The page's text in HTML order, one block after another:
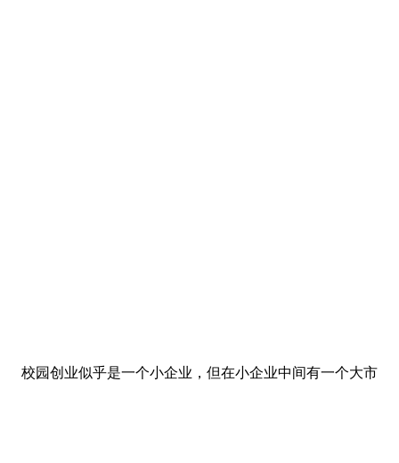
校园创业似乎是一个小企业，但在小企业中间有一个大市